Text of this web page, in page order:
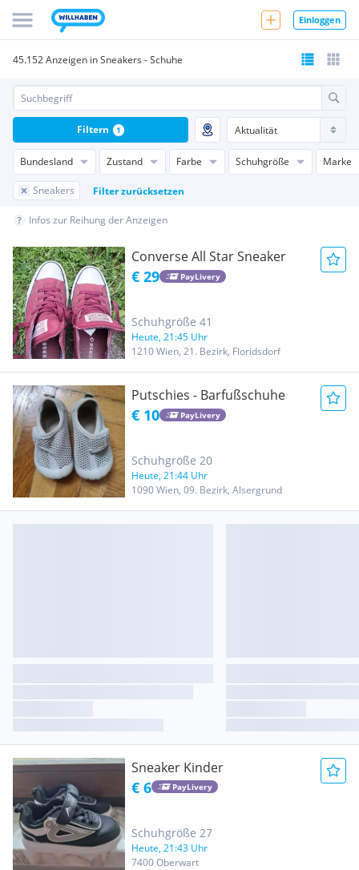
Einloggen
45.152 Anzeigen in Sneakers - Schuhe
Bundesland Zustand Farbe Schuhgröße Marke
Sneakers Filter zurücksetzen
Filtern 1
Infos zur Reihung der Anzeigen
Converse All Star Sneaker
€ 29 PayLivery
Schuhgröße 41
Heute, 21:45 Uhr
1210 Wien, 21. Bezirk, Floridsdorf
Putschies - Barfußschuhe
€ 10 PayLivery
Schuhgröße 20
Heute, 21:44 Uhr
1090 Wien, 09. Bezirk, Alsergrund
Sneaker Kinder
€ 6 PayLivery
Schuhgröße 27
Heute, 21:43 Uhr
7400 Oberwart